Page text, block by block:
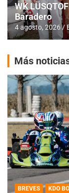
WK
Baradero
4 agosto, 2026
Más
BREVES KDO